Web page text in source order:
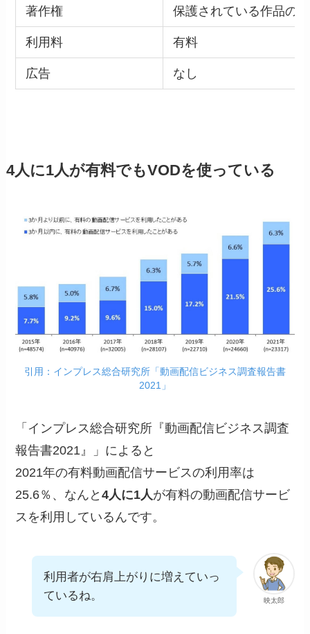
著作権 保護されている作品のみ
利用料 有料
広告 なし
4人に1人が有料でもVODを使っている
引用：インプレス総合研究所「動画配信ビジネス調査報告書
2021」
「インプレス総合研究所『動画配信ビジネス調査
報告書2021』」によると
2021年の有料動画配信サービスの利用率は
25.6％、なんと4人に1人が有料の動画配信サービ
スを利用しているんです。
映太郎
利用者が右肩上がりに増えていっ
ているね。